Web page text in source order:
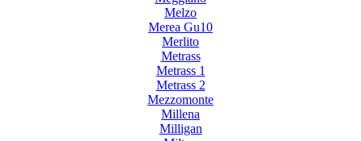
Melzo
Merea Gu10
Merlito
Metrass
Metrass 1
Metrass 2
Mezzomonte
Millena
Milligan